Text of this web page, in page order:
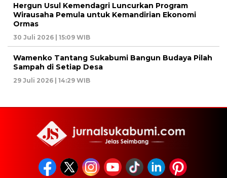
Hergun Usul Kemendagri Luncurkan Program
Wirausaha Pemula untuk Kemandirian Ekonomi
Ormas
30 Juli 2026 | 15:09 WIB
Wamenko Tantang Sukabumi Bangun Budaya Pilah
Sampah di Setiap Desa
29 Juli 2026 | 14:29 WIB